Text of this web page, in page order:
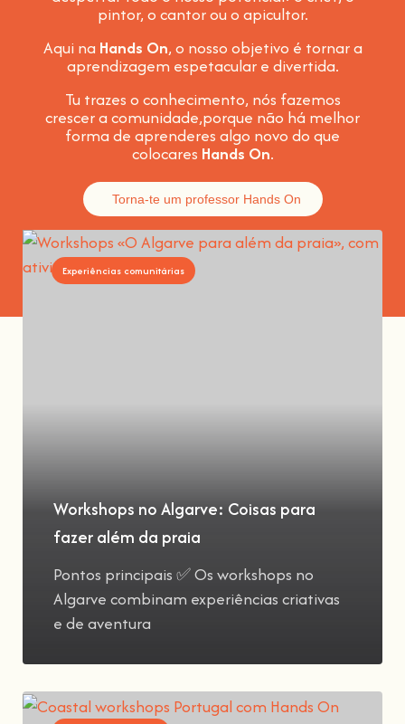
pintor, o cantor ou o apicultor.
Aqui na Hands On, o nosso objetivo é tornar a
aprendizagem espetacular e divertida.
Tu trazes o conhecimento, nós fazemos
crescer a comunidade,porque não há melhor
forma de aprenderes algo novo do que
colocares Hands On.
Torna-te um professor Hands On
Experiências comunitárias
Workshops no Algarve: Coisas para
fazer além da praia
Pontos principais ✅ Os workshops no
Algarve combinam experiências criativas
e de aventura